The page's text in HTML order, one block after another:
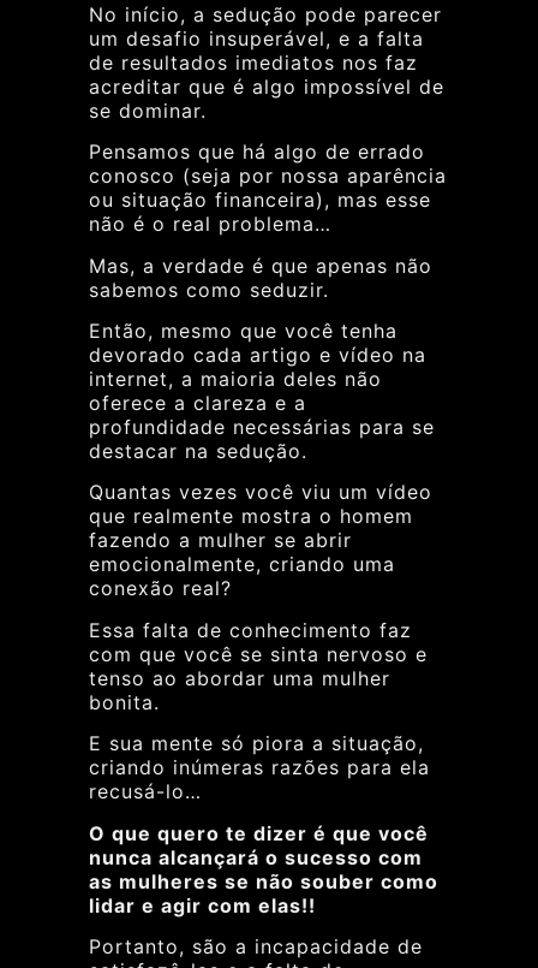
No início, a sedução pode parecer
um desafio insuperável, e a falta
de resultados imediatos nos faz
acreditar que é algo impossível de
se dominar.
Pensamos que há algo de errado
conosco (seja por nossa aparência
ou situação financeira), mas esse
não é o real problema…
Mas, a verdade é que apenas não
sabemos como seduzir.
Então, mesmo que você tenha
devorado cada artigo e vídeo na
internet, a maioria deles não
oferece a clareza e a
profundidade necessárias para se
destacar na sedução.
Quantas vezes você viu um vídeo
que realmente mostra o homem
fazendo a mulher se abrir
emocionalmente, criando uma
conexão real?
Essa falta de conhecimento faz
com que você se sinta nervoso e
tenso ao abordar uma mulher
bonita.
E sua mente só piora a situação,
criando inúmeras razões para ela
recusá-lo…
O que quero te dizer é que você
nunca alcançará o sucesso com
as mulheres se não souber como
lidar e agir com elas!!
Portanto, são a incapacidade de